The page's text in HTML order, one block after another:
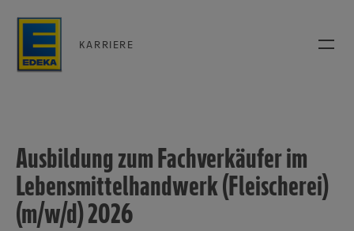
KARRIERE
Ausbildung zum Fachverkäufer im
Lebensmittelhandwerk (Fleischerei)
(m/w/d) 2026